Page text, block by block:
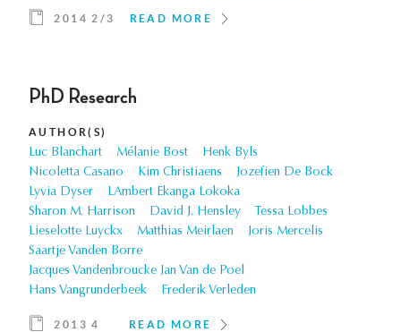
2014 2/3 READ MORE
PhD Research
AUTHOR(S)
Luc Blanchart Mélanie Bost
Henk Byls
Nicoletta Casano
Kim Christiaens
Jozefien De Bock
Lyvia Dyser
LAmbert Ekanga Lokoka
Sharon M. Harrison
David J. Hensley
Tessa Lobbes
Lieselotte Luyckx
Matthias Meirlaen
Joris Mercelis
Saartje Vanden Borre
Jacques Vandenbroucke Jan Van de Poel
Hans Vangrunderbeek
Frederik Verleden
2013 4 READ MORE